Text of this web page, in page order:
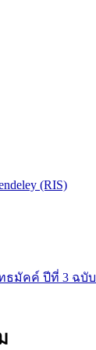
(RIS)
ธมัคค์ ปีที่ 3 ฉบั